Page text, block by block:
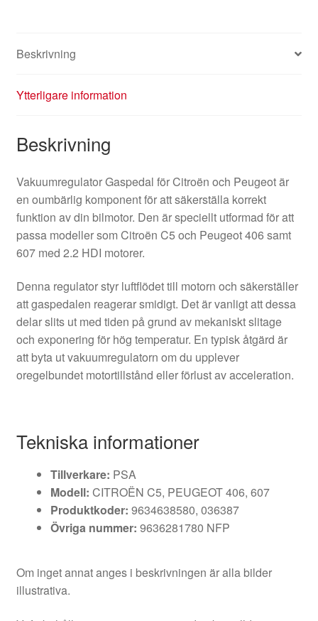
Beskrivning
Ytterligare information
Beskrivning
Vakuumregulator Gaspedal för Citroën och Peugeot är
en oumbärlig komponent för att säkerställa korrekt
funktion av din bilmotor. Den är speciellt utformad för att
passa modeller som Citroën C5 och Peugeot 406 samt
607 med 2.2 HDI motorer.
Denna regulator styr luftflödet till motorn och säkerställer
att gaspedalen reagerar smidigt. Det är vanligt att dessa
delar slits ut med tiden på grund av mekaniskt slitage
och exponering för hög temperatur. En typisk åtgärd är
att byta ut vakuumregulatorn om du upplever
oregelbundet motortillstånd eller förlust av acceleration.
Tekniska informationer
Tillverkare: PSA
Modell: CITROËN C5, PEUGEOT 406, 607
Produktkoder: 9634638580, 036387
Övriga nummer: 9636281780 NFP
Om inget annat anges i beskrivningen är alla bilder
illustrativa.